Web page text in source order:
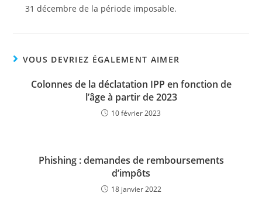
31 décembre de la période imposable.
VOUS DEVRIEZ ÉGALEMENT AIMER
Colonnes de la déclatation IPP en fonction de
l’âge à partir de 2023
10 février 2023
Phishing : demandes de remboursements
d’impôts
18 janvier 2022